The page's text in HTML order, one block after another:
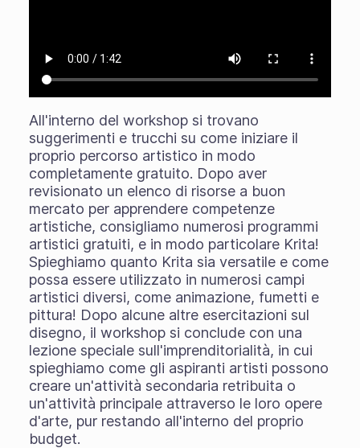
All'interno del workshop si trovano
suggerimenti e trucchi su come iniziare il
proprio percorso artistico in modo
completamente gratuito. Dopo aver
revisionato un elenco di risorse a buon
mercato per apprendere competenze
artistiche, consigliamo numerosi programmi
artistici gratuiti, e in modo particolare Krita!
Spieghiamo quanto Krita sia versatile e come
possa essere utilizzato in numerosi campi
artistici diversi, come animazione, fumetti e
pittura! Dopo alcune altre esercitazioni sul
disegno, il workshop si conclude con una
lezione speciale sull'imprenditorialità, in cui
spieghiamo come gli aspiranti artisti possono
creare un'attività secondaria retribuita o
un'attività principale attraverso le loro opere
d'arte, pur restando all'interno del proprio
budget.